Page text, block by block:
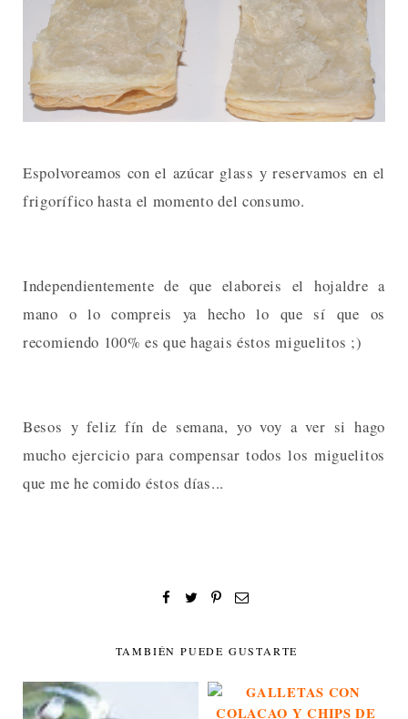
Espolvoreamos con el azúcar glass y reservamos en el
frigorífico hasta el momento del consumo.
Independientemente de que elaboreis el hojaldre a
mano o lo compreis ya hecho lo que sí que os
recomiendo 100% es que hagais éstos miguelitos ;)
Besos y feliz fín de semana, yo voy a ver si hago
mucho ejercicio para compensar todos los miguelitos
que me he comido éstos días...
TAMBIÉN PUEDE GUSTARTE